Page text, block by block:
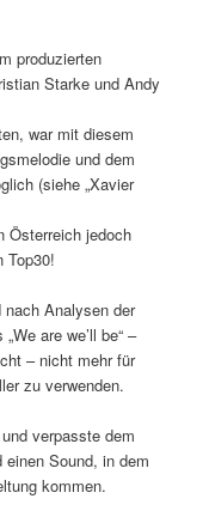
produzierten
Starke und Andy
war mit diesem
und dem
(siehe „Xavier
Österreich jedoch
Top30!
nach Analysen der
are we’ll be“ –
– nicht mehr für
zu verwenden.
verpasste dem
Sound, in dem
kommen.